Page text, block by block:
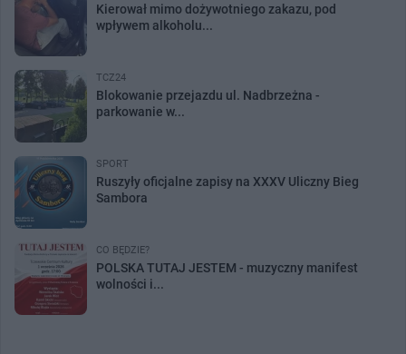
Kierował mimo dożywotniego zakazu, pod
wpływem alkoholu...
TCZ24
Blokowanie przejazdu ul. Nadbrzeżna -
parkowanie w...
SPORT
Ruszyły oficjalne zapisy na XXXV Uliczny Bieg
Sambora
CO BĘDZIE?
POLSKA TUTAJ JESTEM - muzyczny manifest
wolności i...